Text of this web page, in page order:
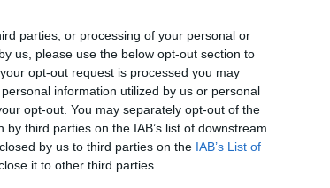
parties, or processing of your personal or
us, please use the below opt-out section to
opt-out request is processed you may
information utilized by us or personal
opt-out. You may separately opt-out of the
third parties on the IAB’s list of downstream
by us to third parties on the IAB’s List of
it to other third parties.
Σε αυτά τα 5
η απάντηση
στα μαγιό που θα